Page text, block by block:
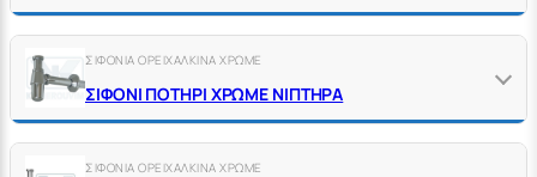
ΣΙΦΟΝΙΑ ΟΡΕΙΧΑΛΚΙΝΑ ΧΡΩΜΕ
ΣΙΦΟΝΙ ΠΟΤΗΡΙ ΧΡΩΜΕ ΝΙΠΤΗΡΑ
ΣΙΦΟΝΙΑ ΟΡΕΙΧΑΛΚΙΝΑ ΧΡΩΜΕ